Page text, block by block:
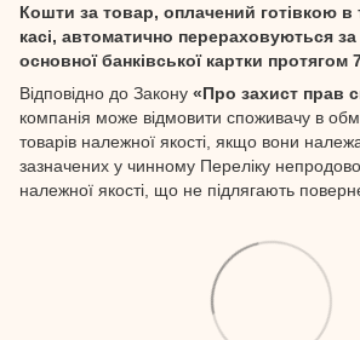
Кошти за товар, оплачений готівкою в
касі, автоматично перераховуються за
основної банківської картки протягом
Відповідно до Закону «Про захист прав
компанія може відмовити споживачу в
товарів належної якості, якщо вони
зазначених у чинному Переліку
належної якості, що не підлягають